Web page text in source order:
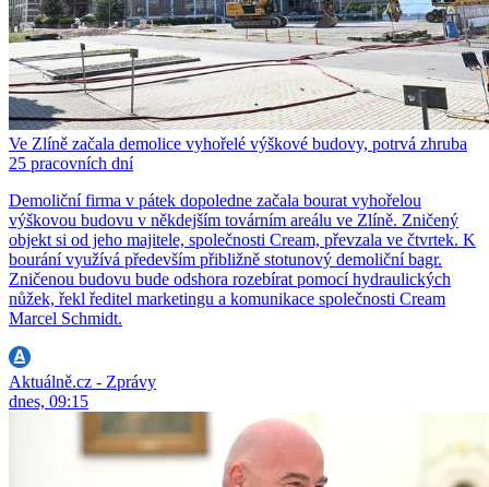
Ve Zlíně začala demolice vyhořelé výškové budovy, potrvá zhruba
25 pracovních dní
Demoliční firma v pátek dopoledne začala bourat vyhořelou
výškovou budovu v někdejším továrním areálu ve Zlíně. Zničený
objekt si od jeho majitele, společnosti Cream, převzala ve čtvrtek. K
bourání využívá především přibližně stotunový demoliční bagr.
Zničenou budovu bude odshora rozebírat pomocí hydraulických
nůžek, řekl ředitel marketingu a komunikace společnosti Cream
Marcel Schmidt.
Aktuálně.cz - Zprávy
dnes, 09:15